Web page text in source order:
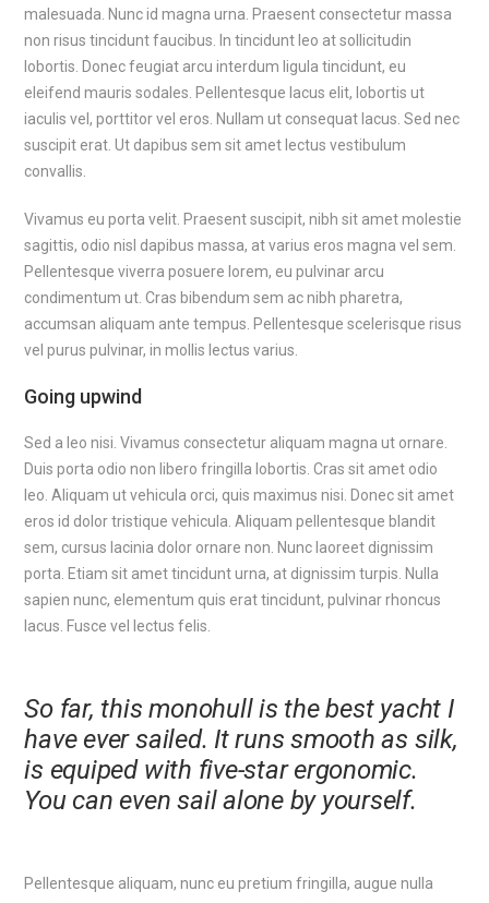
malesuada. Nunc id magna urna. Praesent consectetur massa
non risus tincidunt faucibus. In tincidunt leo at sollicitudin
lobortis. Donec feugiat arcu interdum ligula tincidunt, eu
eleifend mauris sodales. Pellentesque lacus elit, lobortis ut
iaculis vel, porttitor vel eros. Nullam ut consequat lacus. Sed nec
suscipit erat. Ut dapibus sem sit amet lectus vestibulum
convallis.
Vivamus eu porta velit. Praesent suscipit, nibh sit amet molestie
sagittis, odio nisl dapibus massa, at varius eros magna vel sem.
Pellentesque viverra posuere lorem, eu pulvinar arcu
condimentum ut. Cras bibendum sem ac nibh pharetra,
accumsan aliquam ante tempus. Pellentesque scelerisque risus
vel purus pulvinar, in mollis lectus varius.
Going upwind
Sed a leo nisi. Vivamus consectetur aliquam magna ut ornare.
Duis porta odio non libero fringilla lobortis. Cras sit amet odio
leo. Aliquam ut vehicula orci, quis maximus nisi. Donec sit amet
eros id dolor tristique vehicula. Aliquam pellentesque blandit
sem, cursus lacinia dolor ornare non. Nunc laoreet dignissim
porta. Etiam sit amet tincidunt urna, at dignissim turpis. Nulla
sapien nunc, elementum quis erat tincidunt, pulvinar rhoncus
lacus. Fusce vel lectus felis.
So far, this monohull is the best yacht I
have ever sailed. It runs smooth as silk,
is equiped with five-star ergonomic.
You can even sail alone by yourself.
Pellentesque aliquam, nunc eu pretium fringilla, augue nulla